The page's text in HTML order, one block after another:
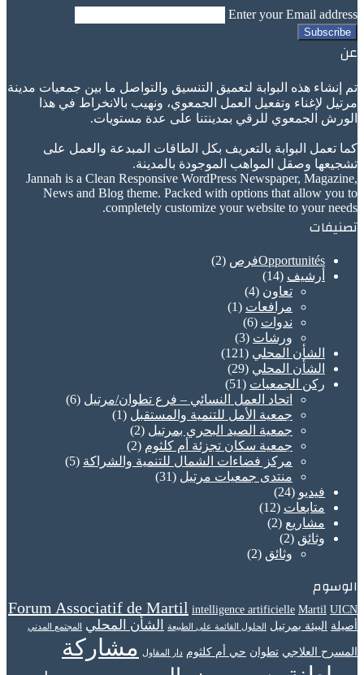
Enter your Email address
عن
تم إنشاء هذه البوابة لتعميق التنسيق والتواصل ما بين جمعيات مدينة
مرتيل لإغناء وتفعيل العمل الجمعوي، ونهيب بالانخراط في هذا
الورش الجمعوي للرقي بمدينتنا على عدة مستويات.
كما تعمل البوابة بالتعريف بكل الطاقات المبدعة والعمل على
تشجيعها وصقل المواهب الموجودة بالمدينة.
Jannah is a Clean Responsive WordPress Newspaper, Magazine,
News and Blog theme. Packed with options that allow you to
completely customize your website to your needs.
تصنيفات
Opportunitésفرص
(2)
أرشيف (14)
تعاون (4)
مرافعات (1)
ندوات (6)
ورشات (3)
الشأن المحلي (121)
الشأن المحلي (29)
ركن الجمعيات (51)
اتحاد العمل النسائي – فرع تطوان/مرتيل (6)
جمعية الأمل للتنمية والمستقبل (1)
جمعية الصيد البحري بمرتيل (2)
جمعية سكان تجزئة أم كلثوم (2)
مركز فضاءات الشمال للتنمية والشراكة (5)
منتدى جمعيات مرتيل (31)
فيديو (24)
متابعات (12)
مشاريع (2)
وثائق (2)
وثائق (2)
الوسوم
Forum Associatif de Martil intelligence artificielle Martil UICN
أصيلة البيئة بمرتيل الحلول القائمة على الطبيعة الشأن المحلي المجتمع المدني
المسرح العلاجي تطوان حي أم كلثوم دار المقاول
مشاركة